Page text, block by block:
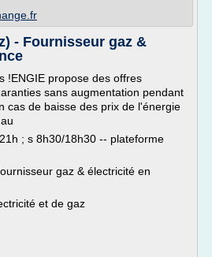
- Fournisseur gaz &
!ENGIE propose des offres
sans augmentation pendant
cas de baisse des prix de l'énergie
; s 8h30/18h30 -- plateforme
gaz & électricité en
et de gaz